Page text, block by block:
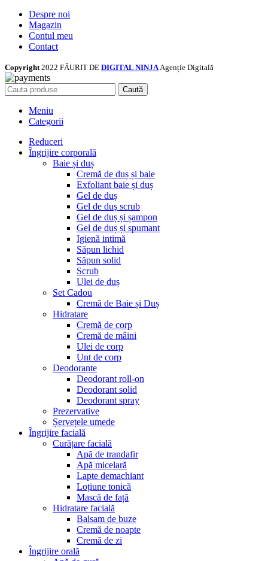
Despre noi
Magazin
Contul meu
Contact
Copyright 2022 FĂURIT DE DIGITAL NINJAAgenție Digitală
Caută
Meniu
Categorii
Reduceri
Îngrijire corporală
Baie și duș
Cremă de duș și baie
Exfoliant baie și duș
Gel de duș
Gel de duş scrub
Gel de duș și șampon
Gel de duș și spumant
Igienă intimă
Săpun lichid
Săpun solid
Scrub
Ulei de duș
Set Cadou
Cremă de Baie și Duș
Hidratare
Cremă de corp
Cremă de mâini
Ulei de corp
Unt de corp
Deodorante
Deodorant roll-on
Deodorant solid
Deodorant spray
Prezervative
Șervețele umede
Îngrijire facială
Curățare facială
Apă de trandafir
Apă micelară
Lapte demachiant
Loțiune tonică
Mască de față
Hidratare facială
Balsam de buze
Cremă de noapte
Cremă de zi
Îngrijire orală